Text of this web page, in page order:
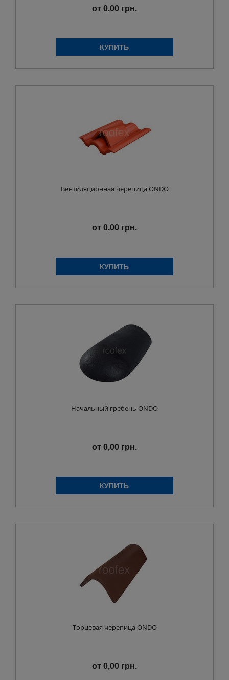
от 0,00 грн.
Вентиляционная черепица ONDO
от 0,00 грн.
Начальный гребень ONDO
от 0,00 грн.
Торцевая черепица ONDO
от 0,00 грн.